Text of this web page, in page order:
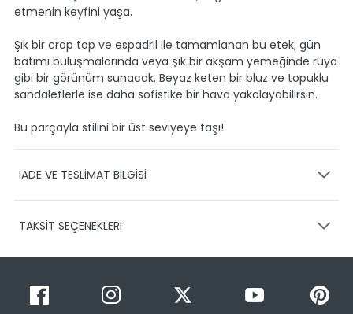
etmenin keyfini yaşa.
Şık bir crop top ve espadril ile tamamlanan bu etek, gün
batımı buluşmalarında veya şık bir akşam yemeğinde rüya
gibi bir görünüm sunacak. Beyaz keten bir bluz ve topuklu
sandaletlerle ise daha sofistike bir hava yakalayabilirsin.
Bu parçayla stilini bir üst seviyeye taşı!
İADE VE TESLİMAT BİLGİSİ
Ürünlerinizin gönderimini anlaşmalı olduğumuz PTT,
1-3 iş günü içerisinde kargoya teslim edilir.
Siparişimin kargo takibini nasıl yapabilirim?
TAKSİT SEÇENEKLERİ
Taksit Sayısı Taksit Miktarı
Taksitli Tutar
Toplam